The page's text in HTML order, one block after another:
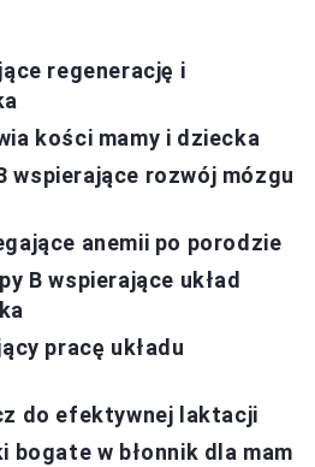
regenerację i
kości mamy i dziecka
wspierające rozwój mózgu
anemii po porodzie
B wspierające układ
pracę układu
do efektywnej laktacji
bogate w błonnik dla mam